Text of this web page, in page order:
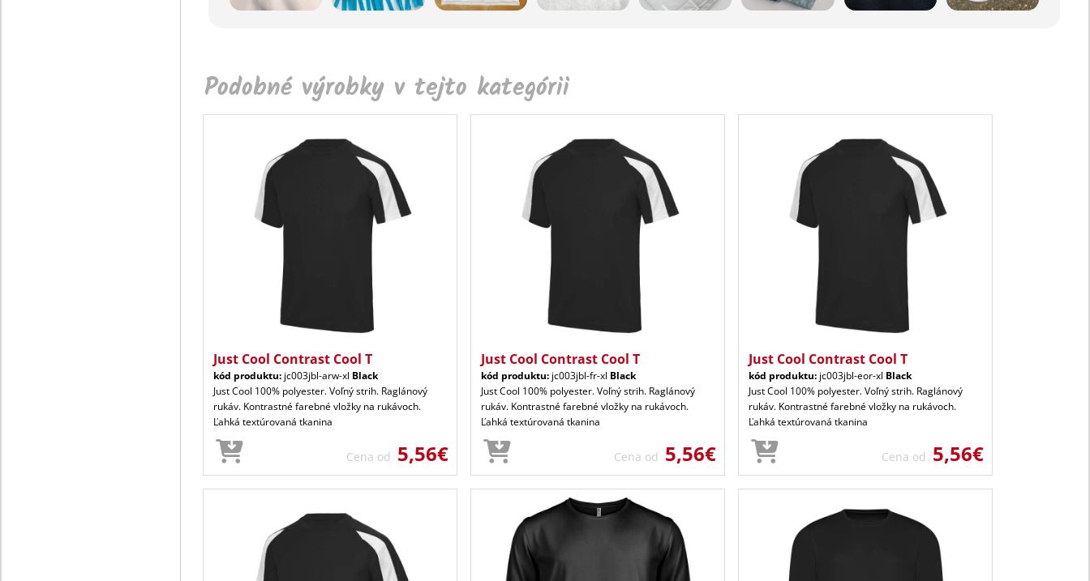
Podobné výrobky v tejto kategórii
Just Cool Contrast Cool T
kód produktu: jc003jbl-arw-xl Black
Just Cool 100% polyester. Voľný strih. Raglánový
rukáv. Kontrastné farebné vložky na rukávoch.
Ľahká textúrovaná tkanina
Cena od 5,56€
Just Cool Contrast Cool T
kód produktu: jc003jbl-fr-xl Black
Just Cool 100% polyester. Voľný strih. Raglánový
rukáv. Kontrastné farebné vložky na rukávoch.
Ľahká textúrovaná tkanina
Cena od 5,56€
Just Cool Contrast Cool T
kód produktu: jc003jbl-eor-xl Black
Just Cool 100% polyester. Voľný strih. Raglánový
rukáv. Kontrastné farebné vložky na rukávoch.
Ľahká textúrovaná tkanina
Cena od 5,56€